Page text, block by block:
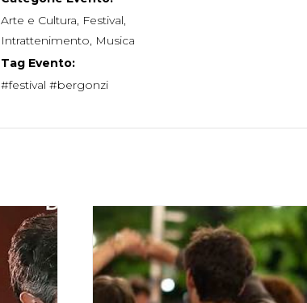
Arte e Cultura, Festival,
Intrattenimento, Musica
Tag Evento:
#festival #bergonzi